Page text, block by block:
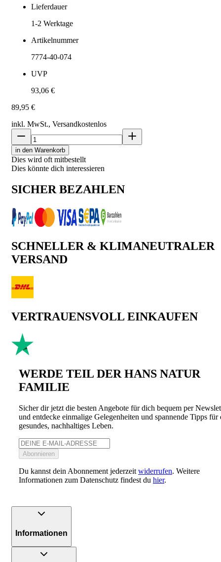
Lieferdauer
1-2 Werktage
Artikelnummer
7774-40-074
UVP
93,06 €
89,95 €
inkl. MwSt., Versandkostenlos
in den Warenkorb
Dies wird oft mitbestellt
Dies könnte dich interessieren
SICHER BEZAHLEN
SCHNELLER & KLIMANEUTRALER
VERSAND
VERTRAUENSVOLL EINKAUFEN
WERDE TEIL DER HANS NATUR
FAMILIE
Sicher dir jetzt die besten Angebote für dich bequem per
und entdecke einmalige Gelegenheiten und spannende Tipps für
gesundes, nachhaltiges Leben.
Abonnieren
Du kannst dein Abonnement jederzeit widerrufen. Weitere
Informationen zum Datenschutz findest du hier.
Informationen